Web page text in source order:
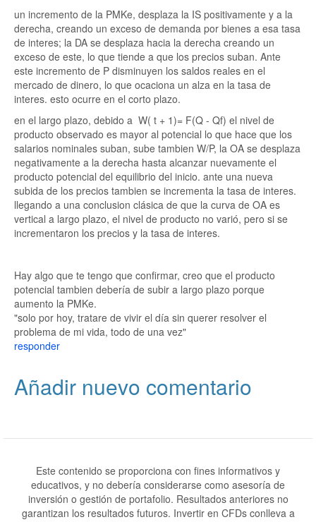
un incremento de la PMKe, desplaza la IS positivamente y a la
derecha, creando un exceso de demanda por bienes a esa tasa
de interes; la DA se desplaza hacia la derecha creando un
exceso de este, lo que tiende a que los precios suban. Ante
este incremento de P disminuyen los saldos reales en el
mercado de dinero, lo que ocaciona un alza en la tasa de
interes. esto ocurre en el corto plazo.
en el largo plazo, debido a W( t + 1)= F(Q - Qf) el nivel de
producto observado es mayor al potencial lo que hace que los
salarios nominales suban, sube tambien W/P, la OA se desplaza
negativamente a la derecha hasta alcanzar nuevamente el
producto potencial del equilibrio del inicio. ante una nueva
subida de los precios tambien se incrementa la tasa de interes.
llegando a una conclusion clásica de que la curva de OA es
vertical a largo plazo, el nivel de producto no varió, pero si se
incrementaron los precios y la tasa de interes.
Hay algo que te tengo que confirmar, creo que el producto
potencial tambien debería de subir a largo plazo porque
aumento la PMKe.
"solo por hoy, tratare de vivir el día sin querer resolver el
problema de mi vida, todo de una vez"
responder
Añadir nuevo comentario
Este contenido se proporciona con fines informativos y
educativos, y no debería considerarse como asesoría de
inversión o gestión de portafolio. Resultados anteriores no
garantizan los resultados futuros. Invertir en CFDs conlleva a